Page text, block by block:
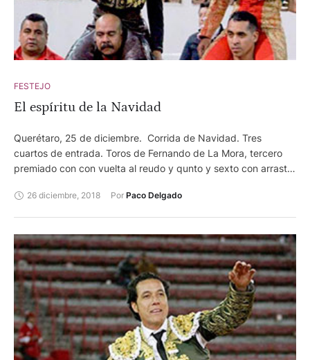
FESTEJO
El espíritu de la Navidad
Querétaro, 25 de diciembre. Corrida de Navidad. Tres
cuartos de entrada. Toros de Fernando de La Mora, tercero
premiado con con vuelta al reudo y qunto y sexto con arrastre
Jerónimo, silencio tras dos avisos y silencio Ignacio Garibay,
26 diciembre, 2018 Por Paco Delgado